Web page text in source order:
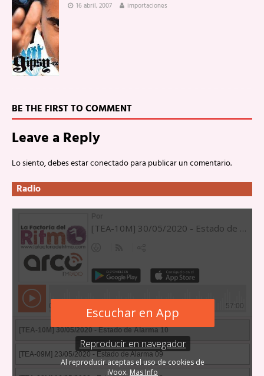
16 abril, 2007 importaciones
BE THE FIRST TO COMMENT
Leave a Reply
Lo siento, debes estarconectadopara publicar un comentario.
Radio